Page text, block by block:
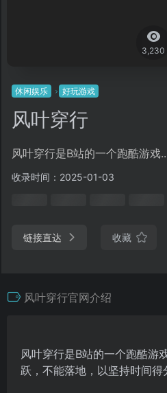
3,230
休闲娱乐 好玩游戏
风叶穿行
风叶穿行是B站的一个跑酷游戏
收录时间：2025-01-03
链接直达 收藏
风叶穿行官网介绍
风叶穿行是B站的一个跑酷游
跃，不能落地，以坚持时间得